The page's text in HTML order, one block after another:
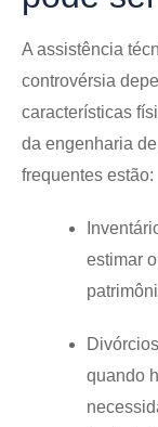
A assistência
controvérsia
características
da engenharia
frequentes estão:
estimar
quando